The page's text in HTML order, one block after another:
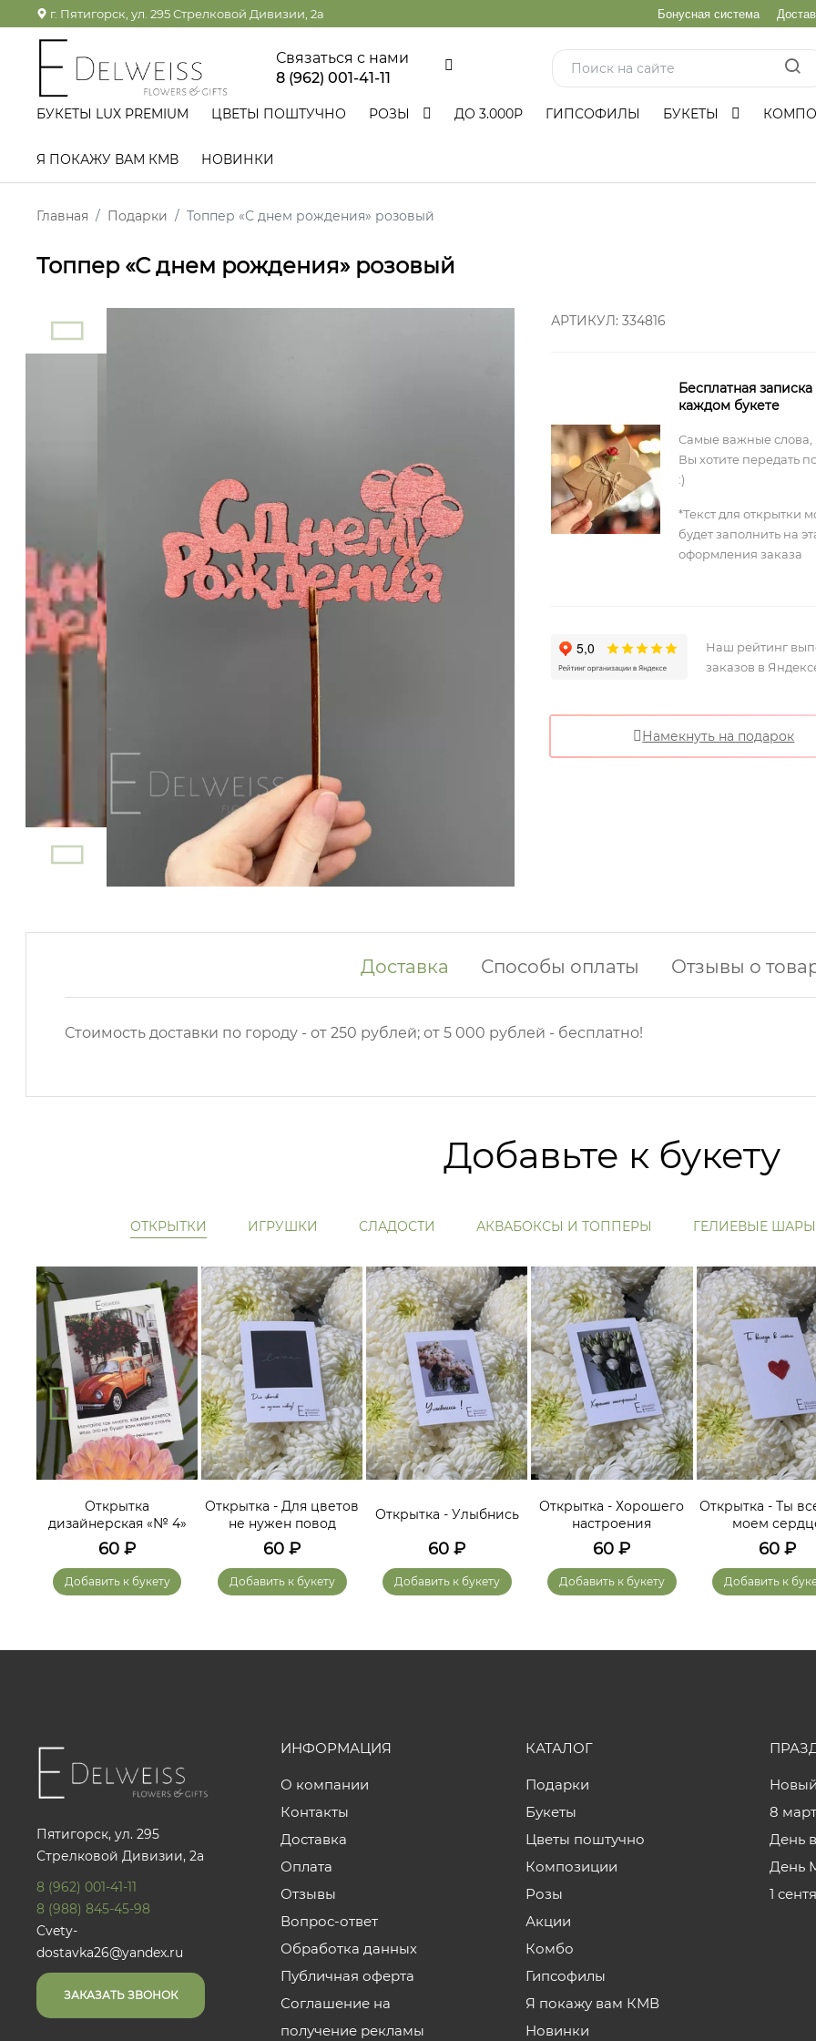
г. Пятигорск, ул. 295 Стрелковой Дивизии, 2а Бонусная система
Связаться с нами
8 (962) 001-41-11
БУКЕТЫ LUX PREMIUM ЦВЕТЫ ПОШТУЧНО РОЗЫ ДО 3.000Р ГИПСОФИЛЫ БУКЕТЫ
Я ПОКАЖУ ВАМ КМВ НОВИНКИ
Главная Подарки Топпер «С днем рождения» розовый
Топпер «С днем рождения» розовый
АРТИКУЛ: 334816
Бесплатная записка
каждом букете
Самые важные слова,
Вы хотите передать
:)
*Текст для открытки
будет заполнить на
оформления заказа
Наш рейтинг
заказов в
Намекнуть на подарок
Доставка Способы оплаты Отзывы о
Стоимость доставки по городу - от 250 рублей; от 5 000 рублей - бесплатно!
Добавьте к букету
ОТКРЫТКИ ИГРУШКИ СЛАДОСТИ АКВАБОКСЫ И ТОППЕРЫ ГЕЛИЕВЫЕ ШАРЫ
Открытка
дизайнерская «№ 4»
60 ₽
Добавить к букету
Открытка - Для цветов
не нужен повод
60 ₽
Добавить к букету
Открытка - Улыбнись
60 ₽
Добавить к букету
Открытка - Хорошего
настроения
60 ₽
Добавить к букету
Открытка - Ты
моем
60₽
Добавить к
Пятигорск, ул. 295
Стрелковой Дивизии, 2а
8 (962) 001-41-11
8 (988) 845-45-98
Cvety-
dostavka26@yandex.ru
ЗАКАЗАТЬ ЗВОНОК
ИНФОРМАЦИЯ
О компании
Контакты
Доставка
Оплата
Отзывы
Вопрос-ответ
Обработка данных
Публичная оферта
Соглашение на
получение рекламы
КАТАЛОГ
Подарки
Букеты
Цветы поштучно
Композиции
Розы
Акции
Комбо
Гипсофилы
Я покажу вам КМВ
Новинки
8
День
День
1